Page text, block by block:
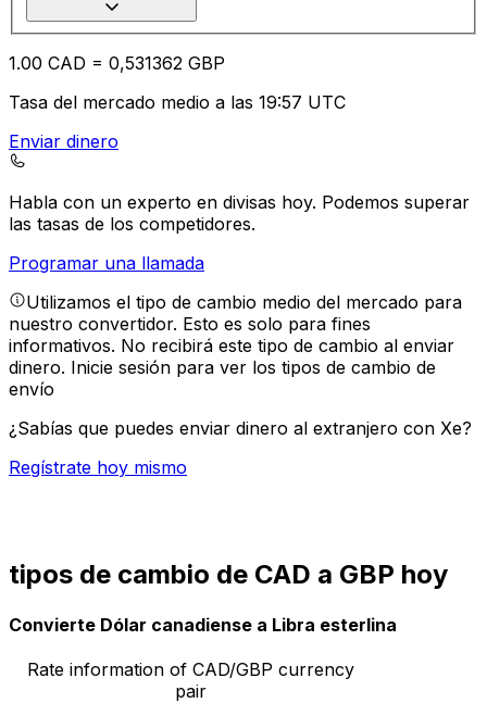
1.00 CAD = 0,531362 GBP
Tasa del mercado medio a las 19:57 UTC
Enviar dinero
Habla con un experto en divisas hoy. Podemos superar
las tasas de los competidores.
Programar una llamada
Utilizamos el tipo de cambio medio del mercado para
nuestro convertidor. Esto es solo para fines
informativos. No recibirá este tipo de cambio al enviar
dinero. Inicie sesión para ver los tipos de cambio de
envío
¿Sabías que puedes enviar dinero al extranjero con Xe?
Regístrate hoy mismo
tipos de cambio de CAD a GBP hoy
Convierte Dólar canadiense a Libra esterlina
Rate information of CAD/GBP currency
pair